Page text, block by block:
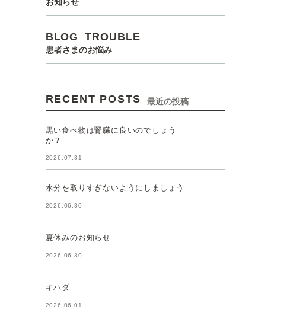
BLOG_TROUBLE
患者さまのお悩み
RECENT POSTS 最近の投稿
黒い食べ物は腎臓に良いのでしょう
か？
2026.07.31
水分を取りすぎないようにしましょう
2026.06.30
夏休みのお知らせ
2026.06.30
キハダ
2026.06.01